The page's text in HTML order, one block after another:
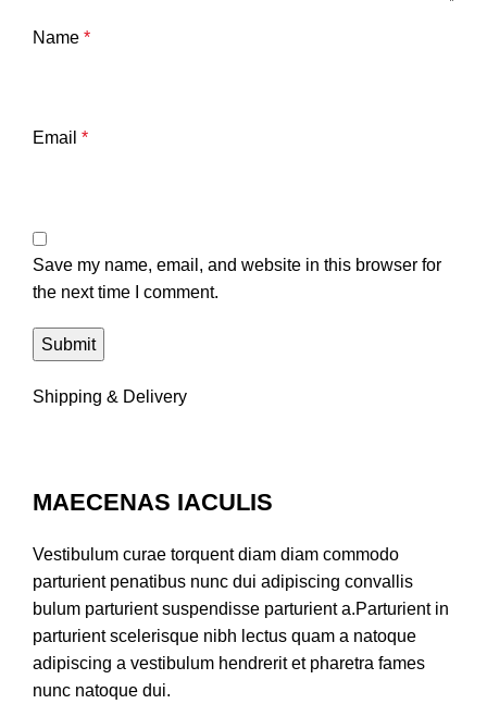
Name *
Email *
Save my name, email, and website in this browser for
the next time I comment.
Shipping & Delivery
MAECENAS IACULIS
Vestibulum curae torquent diam diam commodo
parturient penatibus nunc dui adipiscing convallis
bulum parturient suspendisse parturient a.Parturient in
parturient scelerisque nibh lectus quam a natoque
adipiscing a vestibulum hendrerit et pharetra fames
nunc natoque dui.